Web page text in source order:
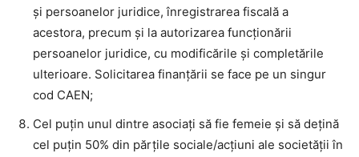
și persoanelor juridice, înregistrarea fiscală a
acestora, precum și la autorizarea funcționării
persoanelor juridice, cu modificările și completările
ulterioare. Solicitarea finanțării se face pe un singur
cod CAEN;
Cel puţin unul dintre asociaţi să fie femeie şi să deţină
cel puţin 50% din părţile sociale/acțiuni ale societăţii în